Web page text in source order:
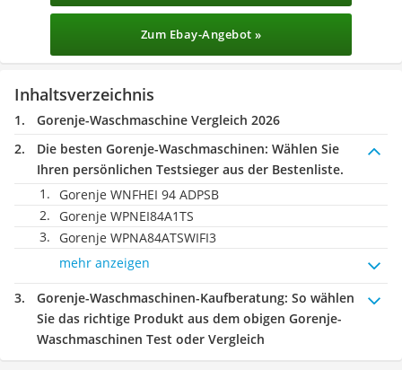
Zum Ebay-Angebot »
Inhaltsverzeichnis
Gorenje-Waschmaschine Vergleich 2026
Die besten Gorenje-Waschmaschinen: Wählen Sie
Ihren persönlichen Testsieger aus der Bestenliste.
Gorenje WNFHEI 94 ADPSB
Gorenje WPNEI84A1TS
Gorenje WPNA84ATSWIFI3
mehr anzeigen
Gorenje-Waschmaschinen-Kaufberatung: So wählen
Sie das richtige Produkt aus dem obigen Gorenje-
Waschmaschinen Test oder Vergleich